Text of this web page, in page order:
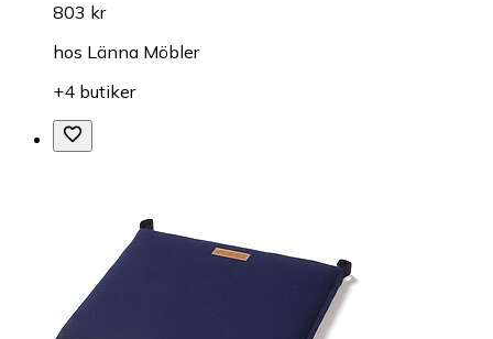
803 kr
hos Länna Möbler
+4 butiker